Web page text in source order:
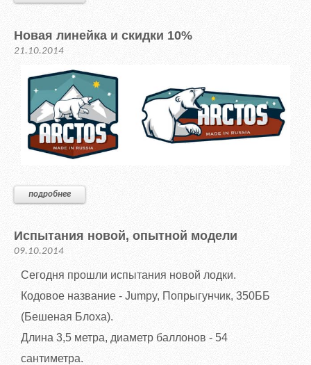
Новая линейка и скидки 10%
21.10.2014
подробнее
Испытания новой, опытной модели
09.10.2014
Сегодня прошли испытания новой лодки.
Кодовое название - Jumpy, Попрыгунчик, 350ББ
(Бешеная Блоха).
Длина 3,5 метра, диаметр баллонов - 54
сантиметра.